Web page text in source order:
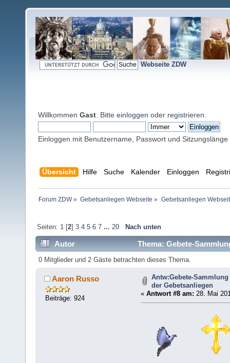
Webseite ZDW
Willkommen Gast . Bitte einloggen oder registrieren
Einloggen mit Benutzername, Passwort und Sitzungslänge
Übersicht Hilfe Suche Kalender Einloggen
Forum ZDW» Gebetsanliegen Webseite » Gebetsanliegen
Seiten: 1[2] 3 4 5 6 7 ... 20 Nach unten
Autor
Thema: Gebete-
364478 mal)
0 Mitglieder und 2 Gäste betrachten dieses Thema.
Aaron Russo
Beiträge: 924
Antw:Gebete-
der Gebetsanliegen
« Antwort #8 am: 28. Mai